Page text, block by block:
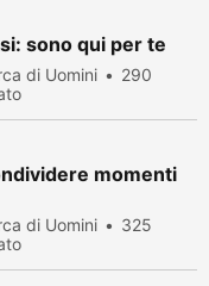
sono qui per te
di Uomini
290
momenti
di Uomini
325